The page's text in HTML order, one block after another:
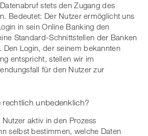
stets den Zugang des
Bedeutet: Der Nutzer ermöglicht uns
in sein Online Banking den
Standard-Schnittstellen der Banken
Den Login, der seinem bekannten
entspricht, stellen wir im
für den Nutzer zur
rechtlich unbedenklich?
aktiv in den Prozess
selbst bestimmen, welche Daten